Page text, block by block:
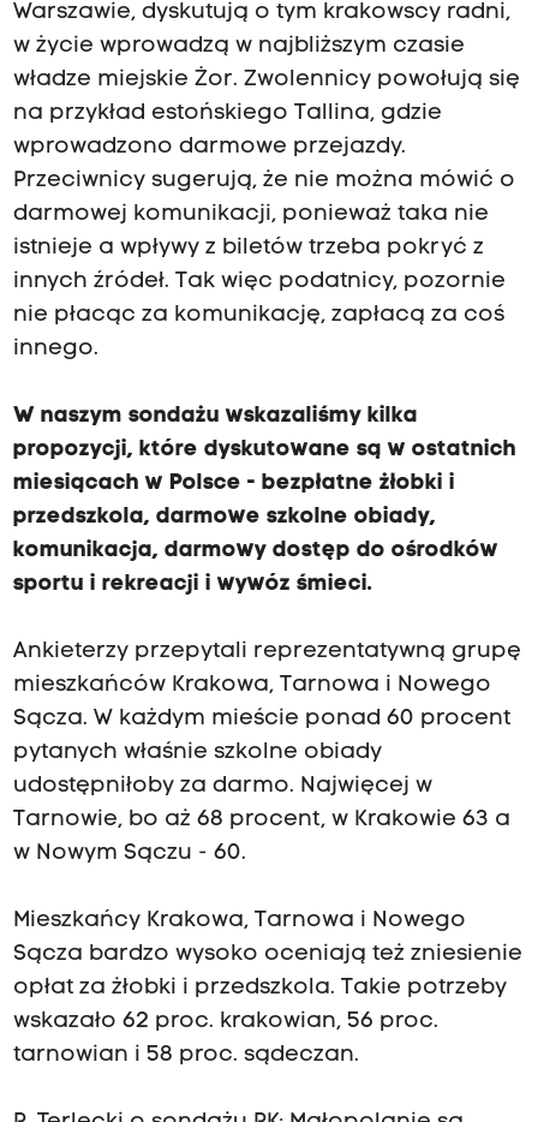
Warszawie, dyskutują o tym krakowscy radni,
w życie wprowadzą w najbliższym czasie
władze miejskie Żor. Zwolennicy powołują się
na przykład estońskiego Tallina, gdzie
wprowadzono darmowe przejazdy.
Przeciwnicy sugerują, że nie można mówić o
darmowej komunikacji, ponieważ taka nie
istnieje a wpływy z biletów trzeba pokryć z
innych źródeł. Tak więc podatnicy, pozornie
nie płacąc za komunikację, zapłacą za coś
innego.
W naszym sondażu wskazaliśmy kilka
propozycji, które dyskutowane są w ostatnich
miesiącach w Polsce - bezpłatne żłobki i
przedszkola, darmowe szkolne obiady,
komunikacja, darmowy dostęp do ośrodków
sportu i rekreacji i wywóz śmieci.
Ankieterzy przepytali reprezentatywną grupę
mieszkańców Krakowa, Tarnowa i Nowego
Sącza. W każdym mieście ponad 60 procent
pytanych właśnie szkolne obiady
udostępniłoby za darmo. Najwięcej w
Tarnowie, bo aż 68 procent, w Krakowie 63 a
w Nowym Sączu - 60.
Mieszkańcy Krakowa, Tarnowa i Nowego
Sącza bardzo wysoko oceniają też zniesienie
opłat za żłobki i przedszkola. Takie potrzeby
wskazało 62 proc. krakowian, 56 proc.
tarnowian i 58 proc. sądeczan.